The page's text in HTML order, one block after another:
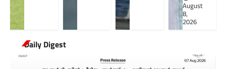
August
8,
2026
Daily Digest